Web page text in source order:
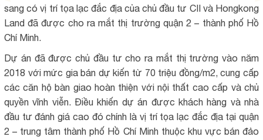
sang có vị trí tọa lạc đắc địa của chủ đầu tư CII và Hongkong
Land đã được cho ra mắt thị trường quận 2 – thành phố Hồ
Chí Minh.
Dự án đã được chủ đầu tư cho ra mắt thị trường vào năm
2018 với mức gia bán dự kiến từ 70 triệu đồng/m2, cung cấp
các căn hộ bàn giao hoàn thiện với nội thất cao cấp và chủ
quyền vĩnh viễn. Điều khiến dự án được khách hàng và nhà
đầu tư đánh giá cao đó chính là vị trí tọa lạc đắc địa tại quận
2 – trung tâm thành phố Hồ Chí Minh thuộc khu vực bán đảo